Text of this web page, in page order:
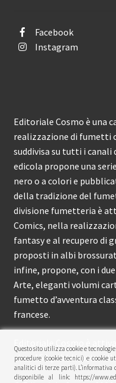
Facebook
Instagram
Editoriale Cosmo è una
realizzazione di fumetti
suddivisa su tutti i canali
edicola propone una
nero o a colori e
della tradizione del
divisione fumetteria è
Comics, nella
fantasy e al recupero di
proposti in albi
infine, propone, con i
Arte, eleganti volumi
fumetto d’avventura
francese.
circa 150 pubblicazioni
Questo sito utilizza cookie e
procedure (cookie tecnici) e cookie
analitici di terze parti). L’informativa
disponibile al link: https://